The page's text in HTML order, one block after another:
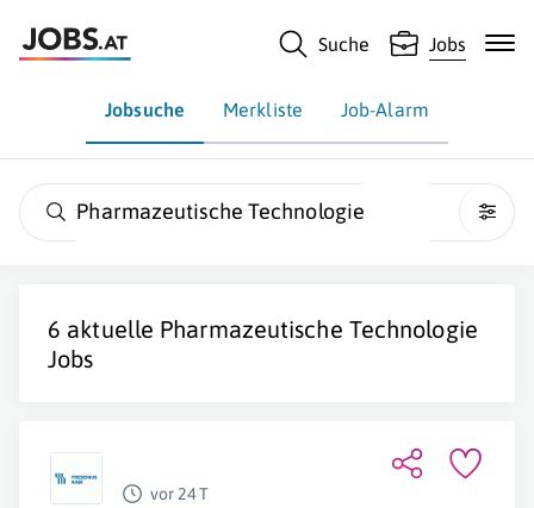
Suche Jobs
Jobsuche Merkliste Job-Alarm
Pharmazeutische Technologie
6 aktuelle Pharmazeutische Technologie
Jobs
vor 24 T